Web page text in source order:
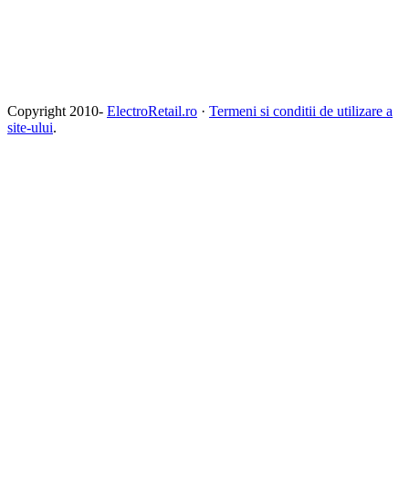
Copyright 2010- ElectroRetail.ro · Termeni si conditii de utilizare a
site-ului.